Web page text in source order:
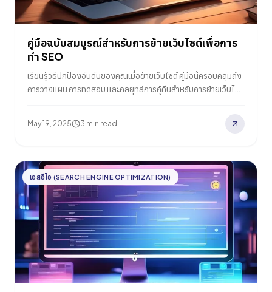
คู่มือฉบับสมบูรณ์สำหรับการย้ายเว็บไซต์เพื่อการ
ทำ SEO
เรียนรู้วิธีปกป้องอันดับของคุณเมื่อย้ายเว็บไซต์ คู่มือนี้ครอบคลุมถึง
การวางแผน การทดสอบ และกลยุทธ์การกู้คืนสำหรับการย้ายเว็บไซต์
May 19, 2025 3 min read
เอสอีโอ (SEARCH ENGINE OPTIMIZATION)